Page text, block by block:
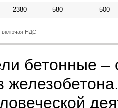
2380 580 500
включая НДС
бетонные